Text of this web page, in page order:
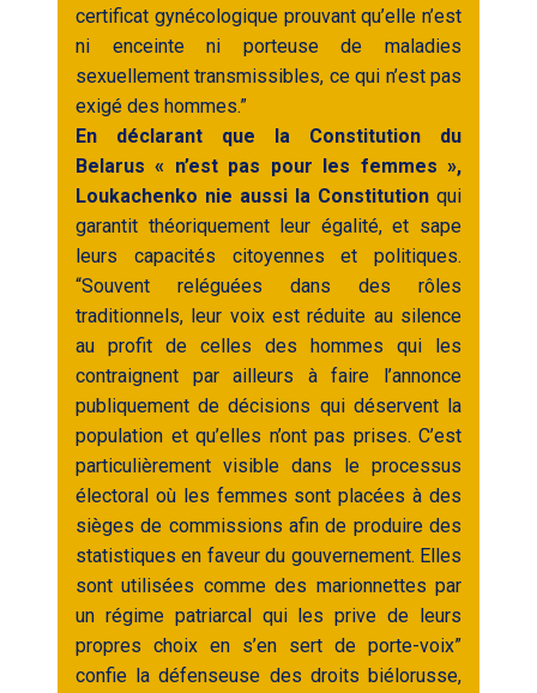
certificat gynécologique prouvant qu’elle n’est
ni enceinte ni porteuse de maladies
sexuellement transmissibles, ce qui n’est pas
exigé des hommes.”
En déclarant que la Constitution du
Belarus « n’est pas pour les femmes »,
Loukachenko nie aussi la Constitution qui
garantit théoriquement leur égalité, et sape
leurs capacités citoyennes et politiques.
“Souvent reléguées dans des rôles
traditionnels, leur voix est réduite au silence
au profit de celles des hommes qui les
contraignent par ailleurs à faire l’annonce
publiquement de décisions qui déservent la
population et qu’elles n’ont pas prises. C’est
particulièrement visible dans le processus
électoral où les femmes sont placées à des
sièges de commissions afin de produire des
statistiques en faveur du gouvernement. Elles
sont utilisées comme des marionnettes par
un régime patriarcal qui les prive de leurs
propres choix en s’en sert de porte-voix”
confie la défenseuse des droits biélorusse,